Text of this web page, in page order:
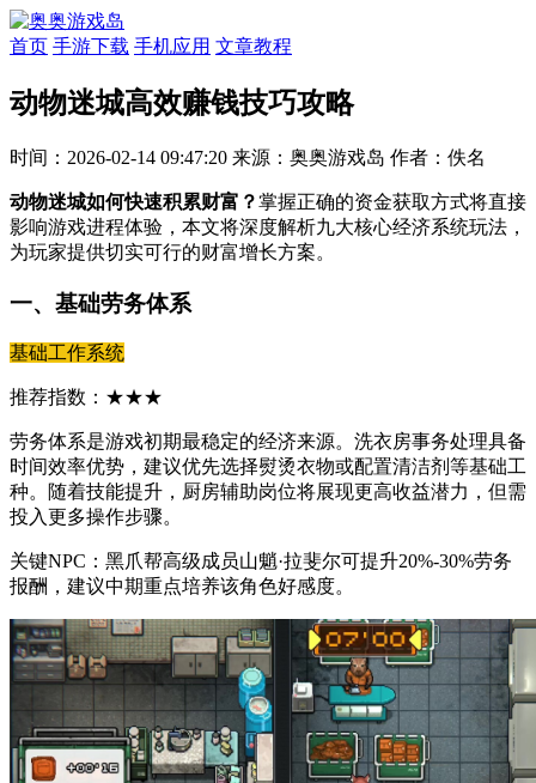
首页 手游下载 手机应用 文章教程
动物迷城高效赚钱技巧攻略
时间：2026-02-14 09:47:20 来源：奥奥游戏岛 作者：佚名
动物迷城如何快速积累财富？掌握正确的资金获取方式将直接
影响游戏进程体验，本文将深度解析九大核心经济系统玩法，
为玩家提供切实可行的财富增长方案。
一、基础劳务体系
基础工作系统
推荐指数：★★★
劳务体系是游戏初期最稳定的经济来源。洗衣房事务处理具备
时间效率优势，建议优先选择熨烫衣物或配置清洁剂等基础工
种。随着技能提升，厨房辅助岗位将展现更高收益潜力，但需
投入更多操作步骤。
关键NPC：黑爪帮高级成员山魈·拉斐尔可提升20%-30%劳务
报酬，建议中期重点培养该角色好感度。